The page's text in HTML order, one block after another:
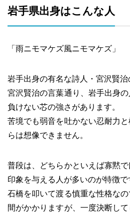
岩手県出身はこんな人
「雨ニモマケズ風ニモマケズ」
岩手出身の有名な詩人・宮沢賢治
宮沢賢治の言葉通り、岩手出身
負けない芯の強さがあります。
苦境でも弱音を吐かない忍耐力
らは想像できません。
普段は、どちらかといえば寡黙
印象を与える人が多いのが特徴で
石橋を叩いて渡る慎重な性格な
間がかかりますが、一度決断し